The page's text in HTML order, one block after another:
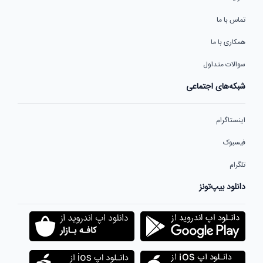
تماس با ما
همکاری با ما
سوالات متداول
شبکه‌های اجتماعی
اینستاگرام
فیسبوک
تلگرام
دانلود بیپ‌تونز